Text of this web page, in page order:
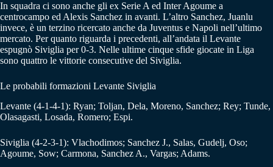
In squadra ci sono anche gli ex Serie A ed Inter Agoume a
centrocampo ed Alexis Sanchez in avanti. L’altro Sanchez, Juanlu
invece, è un terzino ricercato anche da Juventus e Napoli nell’ultimo
mercato. Per quanto riguarda i precedenti, all’andata il Levante
espugnò Siviglia per 0-3. Nelle ultime cinque sfide giocate in Liga
sono quattro le vittorie consecutive del Siviglia.
Le probabili formazioni Levante Siviglia
Levante (4-1-4-1): Ryan; Toljan, Dela, Moreno, Sanchez; Rey; Tunde,
Olasagasti, Losada, Romero; Espi.
Siviglia (4-2-3-1): Vlachodimos; Sanchez J., Salas, Gudelj, Oso;
Agoume, Sow; Carmona, Sanchez A., Vargas; Adams.